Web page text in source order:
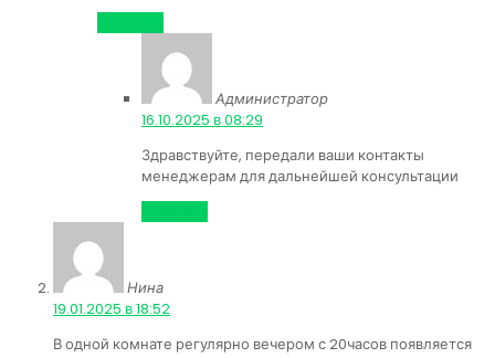
Администратор
16.10.2025 в 08:29
Здравствуйте, передали ваши контакты
менеджерам для дальнейшей консультации
Нина
19.01.2025 в 18:52
В одной комнате регулярно вечером с 20часов появляется